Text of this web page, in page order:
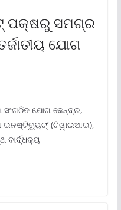
ପକ୍ଷରୁ ସମଗ୍ର
ଯୋଗ
ଯୋଗ କେନ୍ଦ୍ର,
ଇନଷ୍ଟିଚ୍ୟୁଟ୍‌’ (ଟିୱାଇଆଇ),
ବାର୍ଦ୍ଧକ୍ୟ